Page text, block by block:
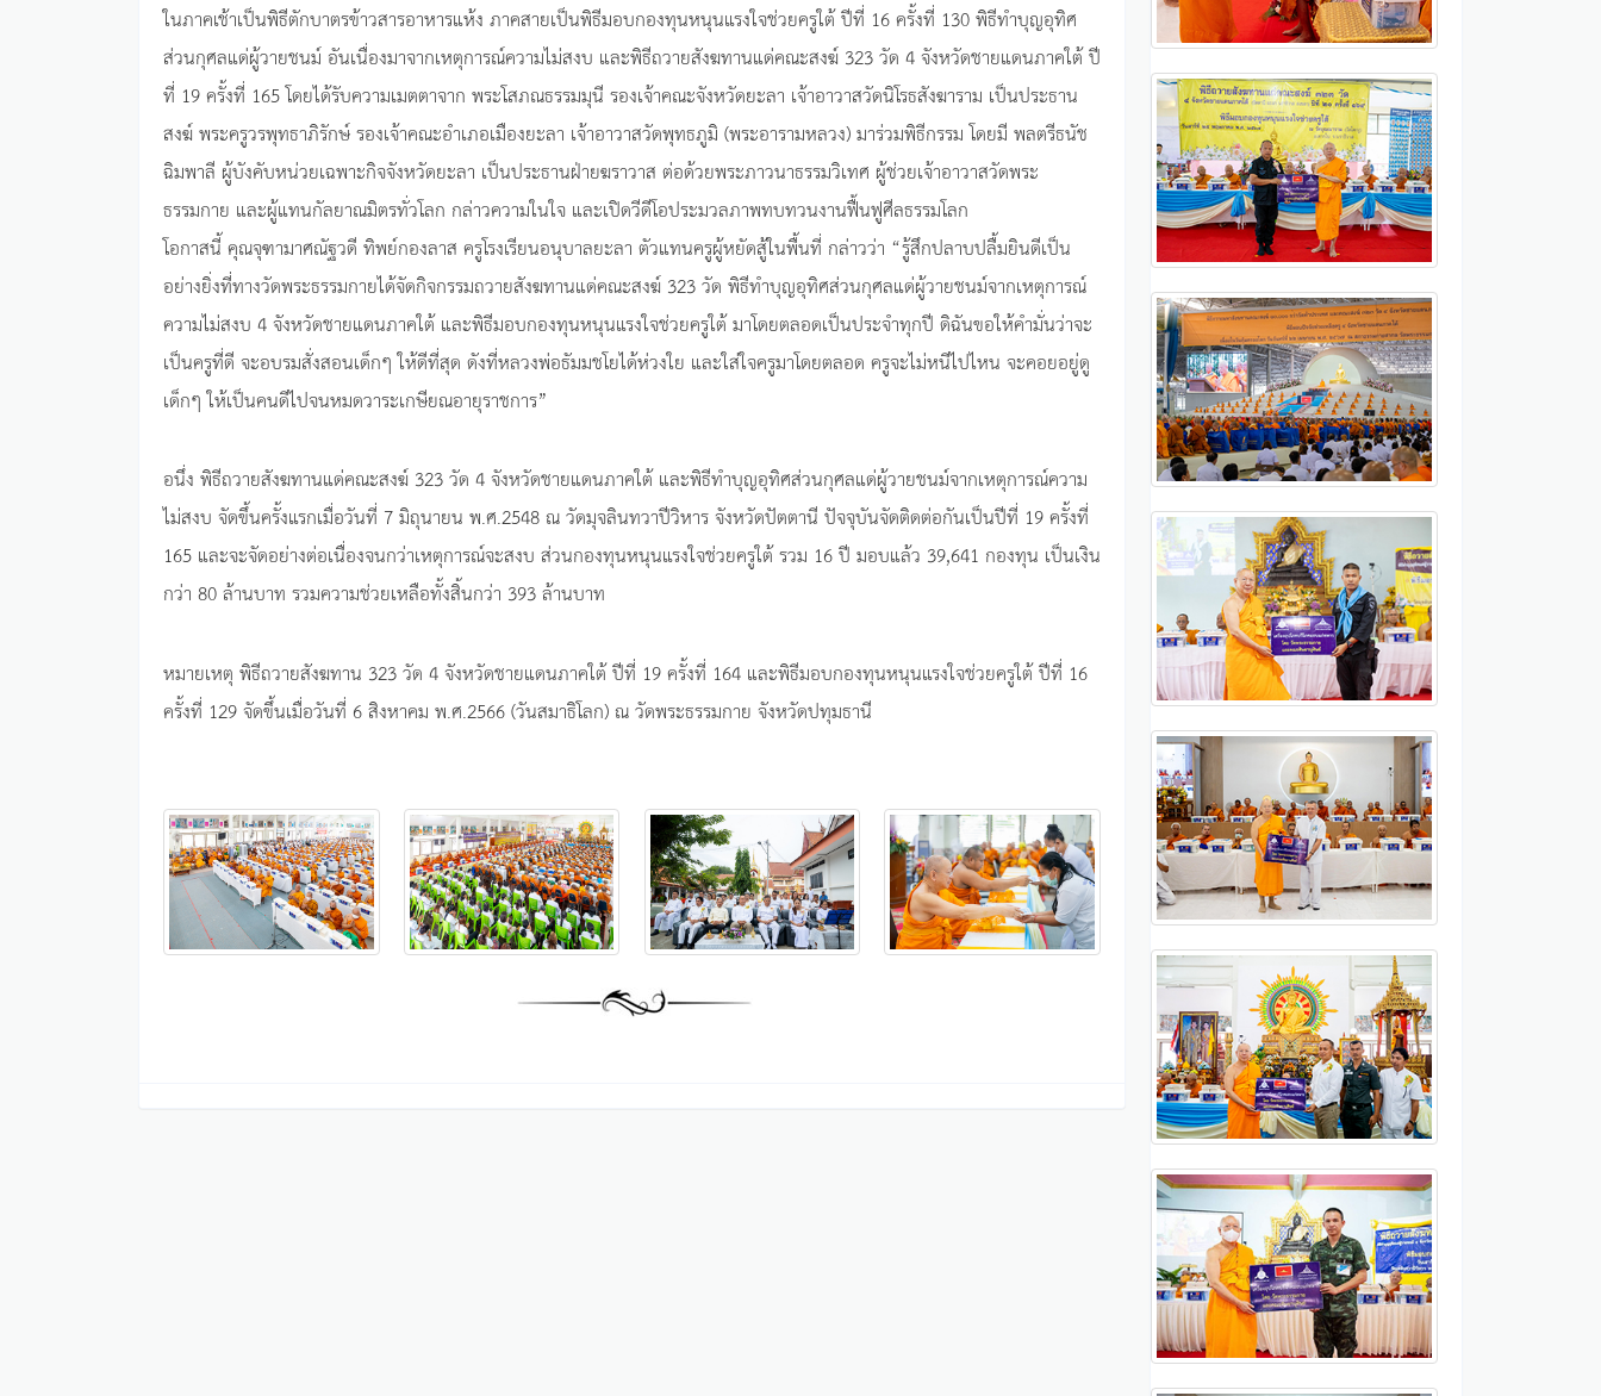
ในภาคเช้าเป็นพิธีตักบาตรข้าวสารอาหารแห้ง ภาคสายเป็นพิธีมอบกองทุนหนุนแรงใจช่วยครูใต้ ปีที่ 16 ครั้งที่ 130 พิธีทำบุญอุทิศ
ส่วนกุศลแด่ผู้วายชนม์ อันเนื่องมาจากเหตุการณ์ความไม่สงบ และพิธีถวายสังฆทานแด่คณะสงฆ์ 323 วัด 4 จังหวัดชายแดนภาคใต้ ปี
ที่ 19 ครั้งที่ 165 โดยได้รับความเมตตาจาก พระโสภณธรรมมุนี รองเจ้าคณะจังหวัดยะลา เจ้าอาวาสวัดนิโรธสังฆาราม เป็นประธาน
สงฆ์ พระครูวรพุทธาภิรักษ์ รองเจ้าคณะอำเภอเมืองยะลา เจ้าอาวาสวัดพุทธภูมิ (พระอารามหลวง) มาร่วมพิธีกรรม โดยมี พลตรีธนัช
ฉิมพาลี ผู้บังคับหน่วยเฉพาะกิจจังหวัดยะลา เป็นประธานฝ่ายฆราวาส ต่อด้วยพระภาวนาธรรมวิเทศ ผู้ช่วยเจ้าอาวาสวัดพระ
ธรรมกาย และผู้แทนกัลยาณมิตรทั่วโลก กล่าวความในใจ และเปิดวีดีโอประมวลภาพทบทวนงานฟื้นฟูศีลธรรมโลก
โอกาสนี้ คุณจุฑามาศณัฐวดี ทิพย์กองลาส ครูโรงเรียนอนุบาลยะลา ตัวแทนครูผู้หยัดสู้ในพื้นที่ กล่าวว่า “รู้สึกปลาบปลื้มยินดีเป็น
อย่างยิ่งที่ทางวัดพระธรรมกายได้จัดกิจกรรมถวายสังฆทานแด่คณะสงฆ์ 323 วัด พิธีทำบุญอุทิศส่วนกุศลแด่ผู้วายชนม์จากเหตุการณ์
ความไม่สงบ 4 จังหวัดชายแดนภาคใต้ และพิธีมอบกองทุนหนุนแรงใจช่วยครูใต้ มาโดยตลอดเป็นประจำทุกปี ดิฉันขอให้คำมั่นว่าจะ
เป็นครูที่ดี จะอบรมสั่งสอนเด็กๆ ให้ดีที่สุด ดังที่หลวงพ่อธัมมชโยได้ห่วงใย และใส่ใจครูมาโดยตลอด ครูจะไม่หนีไปไหน จะคอยอยู่ดู
เด็กๆ ให้เป็นคนดีไปจนหมดวาระเกษียณอายุราชการ”
อนึ่ง พิธีถวายสังฆทานแด่คณะสงฆ์ 323 วัด 4 จังหวัดชายแดนภาคใต้ และพิธีทำบุญอุทิศส่วนกุศลแด่ผู้วายชนม์จากเหตุการณ์ความ
ไม่สงบ จัดขึ้นครั้งแรกเมื่อวันที่ 7 มิถุนายน พ.ศ.2548 ณ วัดมุจลินทวาปีวิหาร จังหวัดปัตตานี ปัจจุบันจัดติดต่อกันเป็นปีที่ 19 ครั้งที่
165 และจะจัดอย่างต่อเนื่องจนกว่าเหตุการณ์จะสงบ ส่วนกองทุนหนุนแรงใจช่วยครูใต้ รวม 16 ปี มอบแล้ว 39,641 กองทุน เป็นเงิน
กว่า 80 ล้านบาท รวมความช่วยเหลือทั้งสิ้นกว่า 393 ล้านบาท
หมายเหตุ พิธีถวายสังฆทาน 323 วัด 4 จังหวัดชายแดนภาคใต้ ปีที่ 19 ครั้งที่ 164 และพิธีมอบกองทุนหนุนแรงใจช่วยครูใต้ ปีที่ 16
ครั้งที่ 129 จัดขึ้นเมื่อวันที่ 6 สิงหาคม พ.ศ.2566 (วันสมาธิโลก) ณ วัดพระธรรมกาย จังหวัดปทุมธานี